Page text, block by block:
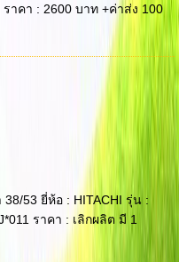
ราคา : 2600 บาท +ค่าส่ง 100
53 ยี่ห้อ : HITACHI รุ่น :
ราคา : เลิกผลิต มี 1